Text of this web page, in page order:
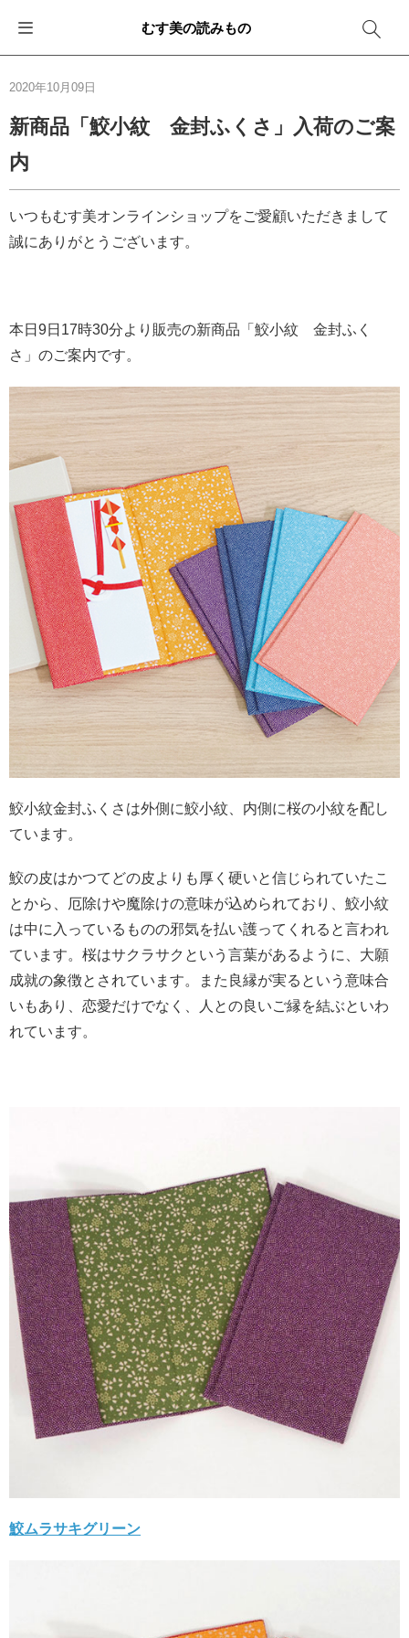
むす美の読みもの
2020年10月09日
新商品「鮫小紋 金封ふくさ」入荷のご案
内
いつもむす美オンラインショップをご愛顧いただきまして
誠にありがとうございます。
本日9日17時30分より販売の新商品「鮫小紋 金封ふく
さ」のご案内です。
鮫小紋金封ふくさは外側に鮫小紋、内側に桜の小紋を配し
ています。
鮫の皮はかつてどの皮よりも厚く硬いと信じられていたこ
とから、厄除けや魔除けの意味が込められており、鮫小紋
は中に入っているものの邪気を払い護ってくれると言われ
ています。桜はサクラサクという言葉があるように、大願
成就の象徴とされています。また良縁が実るという意味合
いもあり、恋愛だけでなく、人との良いご縁を結ぶといわ
れています。
鮫ムラサキグリーン
イベント・キャンペーン
新商品
メディア情報
その他
エコバッグ
おしゃれコーデバッグ
収納にもなるバッグ
箱を包む
お酒を包む
一番人気「花包み」
簡単「バッグアレンジ」
ファッション
インテリア
アウトドア
雨の日
防災
卒業・入学
退職・異動
結婚
出産